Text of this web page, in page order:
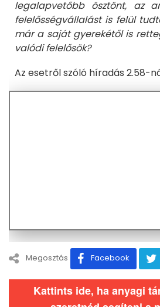
legalapvetőbb ösztönt, az
felelősségvállalást is felül
már a saját gyerekétől is
valódi felelősök?
Az esetről szóló híradás 2.58-
Megosztás Facebook
Kattints ide, ha anyagi